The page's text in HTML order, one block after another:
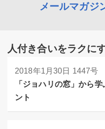
メールマガジ
人付き合いをラクに
2018年1月30日 1447号
「ジョハリの窓」から
ント